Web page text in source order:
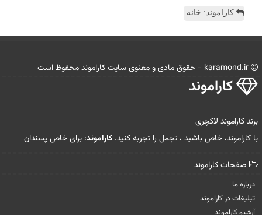
کاراموند: خانه
كاراموند
برند کاراموند لاکچری
با کاراموند، خاص باشید ، تجمل را تجربه کنید. کاراموند: برای خاص پسندان
صفحات كاراموند
درباره ما
تبلیغات در كاراموند